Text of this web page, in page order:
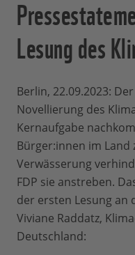
Lesung des
Berlin, 22.09.2023:
Novellierung des
Kernaufgabe
Bürger:innen im Land
Verwässerung
FDP sie anstreben.
der ersten Lesung an
Viviane Raddatz,
Deutschland: